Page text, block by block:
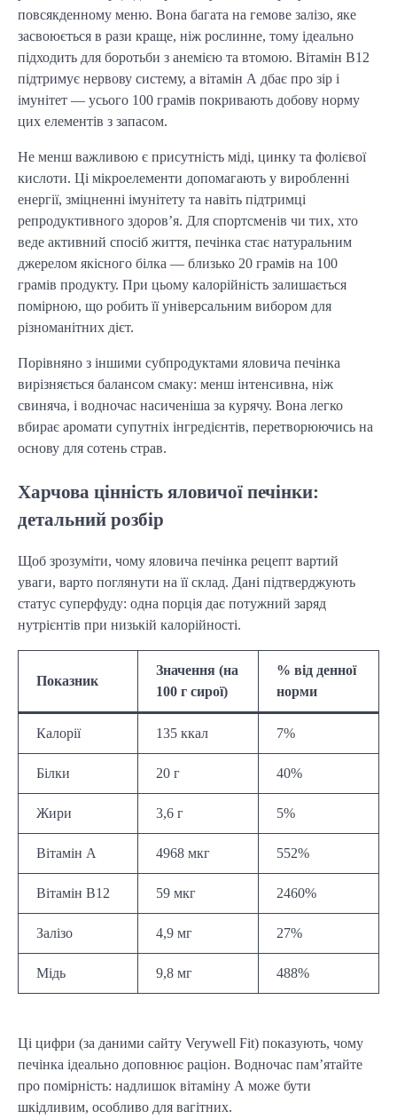
повсякденному меню. Вона багата на гемове залізо, яке
засвоюється в рази краще, ніж рослинне, тому ідеально
підходить для боротьби з анемією та втомою. Вітамін В12
підтримує нервову систему, а вітамін А дбає про зір і
імунітет — усього 100 грамів покривають добову норму
цих елементів з запасом.
Не менш важливою є присутність міді, цинку та фолієвої
кислоти. Ці мікроелементи допомагають у виробленні
енергії, зміцненні імунітету та навіть підтримці
репродуктивного здоров’я. Для спортсменів чи тих, хто
веде активний спосіб життя, печінка стає натуральним
джерелом якісного білка — близько 20 грамів на 100
грамів продукту. При цьому калорійність залишається
помірною, що робить її універсальним вибором для
різноманітних дієт.
Порівняно з іншими субпродуктами яловича печінка
вирізняється балансом смаку: менш інтенсивна, ніж
свиняча, і водночас насиченіша за курячу. Вона легко
вбирає аромати супутніх інгредієнтів, перетворюючись на
основу для сотень страв.
Харчова цінність яловичої печінки:
детальний розбір
Щоб зрозуміти, чому яловича печінка рецепт вартий
уваги, варто поглянути на її склад. Дані підтверджують
статус суперфуду: одна порція дає потужний заряд
нутрієнтів при низькій калорійності.
Показник
Значення (на
100 г сирої)
% від денної
норми
Калорії 135 ккал 7%
Білки 20 г 40%
Жири 3,6 г 5%
Вітамін А 4968 мкг 552%
Вітамін В12 59 мкг 2460%
Залізо 4,9 мг 27%
Мідь 9,8 мг 488%
Ці цифри (за даними сайту Verywell Fit) показують, чому
печінка ідеально доповнює раціон. Водночас пам’ятайте
про помірність: надлишок вітаміну А може бути
шкідливим, особливо для вагітних.